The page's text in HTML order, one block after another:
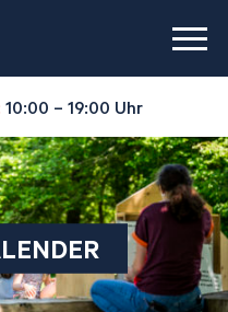
10:00 – 19:00 Uhr